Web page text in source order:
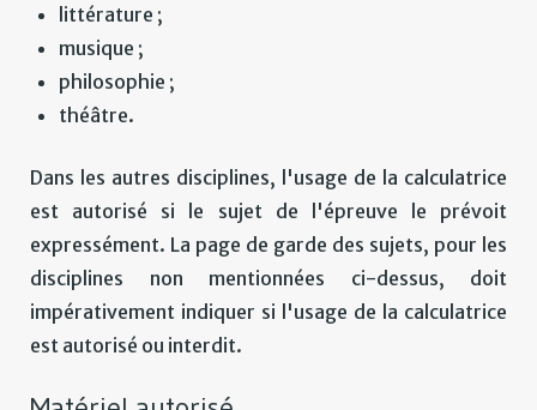
littérature ;
musique ;
philosophie ;
théâtre.
Dans les autres disciplines, l'usage de la calculatrice
est autorisé si le sujet de l'épreuve le prévoit
expressément. La page de garde des sujets, pour les
disciplines non mentionnées ci-dessus, doit
impérativement indiquer si l'usage de la calculatrice
est autorisé ou interdit.